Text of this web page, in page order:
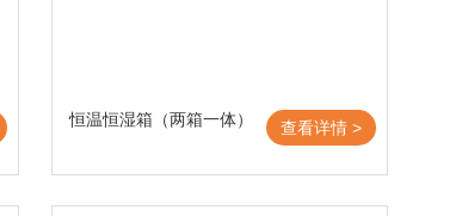
恒温恒湿箱（两箱一体） 查看详情 >